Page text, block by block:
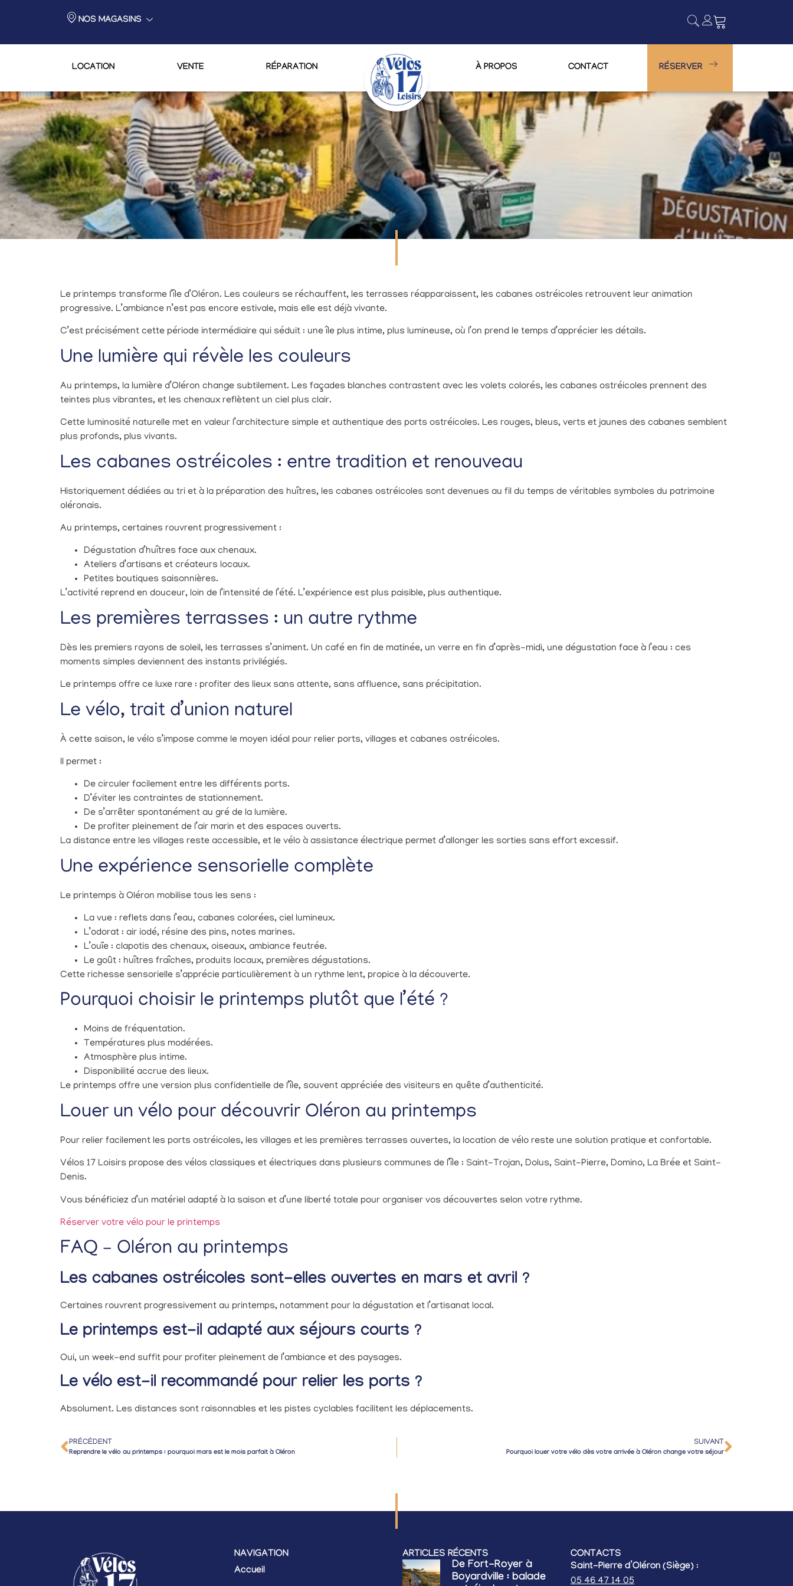
NOS MAGASINS
LOCATION VENTE RÉPARATION À PROPOS CONTACT RÉSERVER
Le printemps transforme l’île d’Oléron. Les couleurs se réchauffent, les terrasses réapparaissent, les cabanes ostréicoles retrouvent leur animation
progressive. L’ambiance n’est pas encore estivale, mais elle est déjà vivante.
C’est précisément cette période intermédiaire qui séduit : une île plus intime, plus lumineuse, où l’on prend le temps d’apprécier les détails.
Une lumière qui révèle les couleurs
Au printemps, la lumière d’Oléron change subtilement. Les façades blanches contrastent avec les volets colorés, les cabanes ostréicoles prennent des
teintes plus vibrantes, et les chenaux reflètent un ciel plus clair.
Cette luminosité naturelle met en valeur l’architecture simple et authentique des ports ostréicoles. Les rouges, bleus, verts et jaunes des cabanes semblent
plus profonds, plus vivants.
Les cabanes ostréicoles : entre tradition et renouveau
Historiquement dédiées au tri et à la préparation des huîtres, les cabanes ostréicoles sont devenues au fil du temps de véritables symboles du patrimoine
oléronais.
Au printemps, certaines rouvrent progressivement :
Dégustation d’huîtres face aux chenaux.
Ateliers d’artisans et créateurs locaux.
Petites boutiques saisonnières.
L’activité reprend en douceur, loin de l’intensité de l’été. L’expérience est plus paisible, plus authentique.
Les premières terrasses : un autre rythme
Dès les premiers rayons de soleil, les terrasses s’animent. Un café en fin de matinée, un verre en fin d’après-midi, une dégustation face à l’eau : ces
moments simples deviennent des instants privilégiés.
Le printemps offre ce luxe rare : profiter des lieux sans attente, sans affluence, sans précipitation.
Le vélo, trait d’union naturel
À cette saison, le vélo s’impose comme le moyen idéal pour relier ports, villages et cabanes ostréicoles.
Il permet :
De circuler facilement entre les différents ports.
D’éviter les contraintes de stationnement.
De s’arrêter spontanément au gré de la lumière.
De profiter pleinement de l’air marin et des espaces ouverts.
La distance entre les villages reste accessible, et le vélo à assistance électrique permet d’allonger les sorties sans effort excessif.
Une expérience sensorielle complète
Le printemps à Oléron mobilise tous les sens :
La vue : reflets dans l’eau, cabanes colorées, ciel lumineux.
L’odorat : air iodé, résine des pins, notes marines.
L’ouïe : clapotis des chenaux, oiseaux, ambiance feutrée.
Le goût : huîtres fraîches, produits locaux, premières dégustations.
Cette richesse sensorielle s’apprécie particulièrement à un rythme lent, propice à la découverte.
Pourquoi choisir le printemps plutôt que l’été ?
Moins de fréquentation.
Températures plus modérées.
Atmosphère plus intime.
Disponibilité accrue des lieux.
Le printemps offre une version plus confidentielle de l’île, souvent appréciée des visiteurs en quête d’authenticité.
Louer un vélo pour découvrir Oléron au printemps
Pour relier facilement les ports ostréicoles, les villages et les premières terrasses ouvertes, la location de vélo reste une solution pratique et confortable.
Vélos 17 Loisirs propose des vélos classiques et électriques dans plusieurs communes de l’île : Saint-Trojan, Dolus, Saint-Pierre, Domino, La Brée et Saint-
Denis.
Vous bénéficiez d’un matériel adapté à la saison et d’une liberté totale pour organiser vos découvertes selon votre rythme.
Réserver votre vélo pour le printemps
FAQ – Oléron au printemps
Les cabanes ostréicoles sont-elles ouvertes en mars et avril ?
Certaines rouvrent progressivement au printemps, notamment pour la dégustation et l’artisanat local.
Le printemps est-il adapté aux séjours courts ?
Oui, un week-end suffit pour profiter pleinement de l’ambiance et des paysages.
Le vélo est-il recommandé pour relier les ports ?
Absolument. Les distances sont raisonnables et les pistes cyclables facilitent les déplacements.
PRÉCÉDENT
Reprendre le vélo au printemps : pourquoi mars est le mois parfait à Oléron
SUIVANT
Pourquoi louer votre vélo dès votre arrivée à Oléron change votre séjour
NAVIGATION
Accueil
ARTICLES RÉCENTS
De Fort-Royer à
Boyardville : balade
CONTACTS
Saint-Pierre d’Oléron (Siège) :
05 46 47 14 05